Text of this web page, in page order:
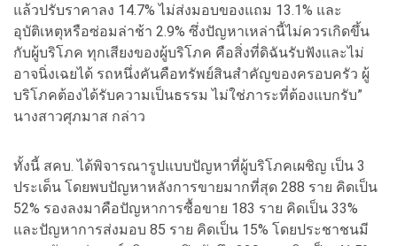
แล้วปรับราคาลง 14.7% ไม่ส่งมอบของแถม 13.1% และ
อุบัติเหตุหรือซ่อมล่าช้า 2.9% ซึ่งปัญหาเหล่านี้ไม่ควรเกิดขึ้น
กับผู้บริโภค ทุกเสียงของผู้บริโภค คือสิ่งที่ดิฉันรับฟังและไม่
อาจนิ่งเฉยได้ รถหนึ่งคันคือทรัพย์สินสำคัญของครอบครัว ผู้
บริโภคต้องได้รับความเป็นธรรม ไม่ใช่ภาระที่ต้องแบกรับ”
นางสาวศุภมาส กล่าว
ทั้งนี้ สคบ. ได้พิจารณารูปแบบปัญหาที่ผู้บริโภคเผชิญ เป็น 3
ประเด็น โดยพบปัญหาหลังการขายมากที่สุด 288 ราย คิดเป็น
52% รองลงมาคือปัญหาการซื้อขาย 183 ราย คิดเป็น 33%
และปัญหาการส่งมอบ 85 ราย คิดเป็น 15% โดยประชาชนมี